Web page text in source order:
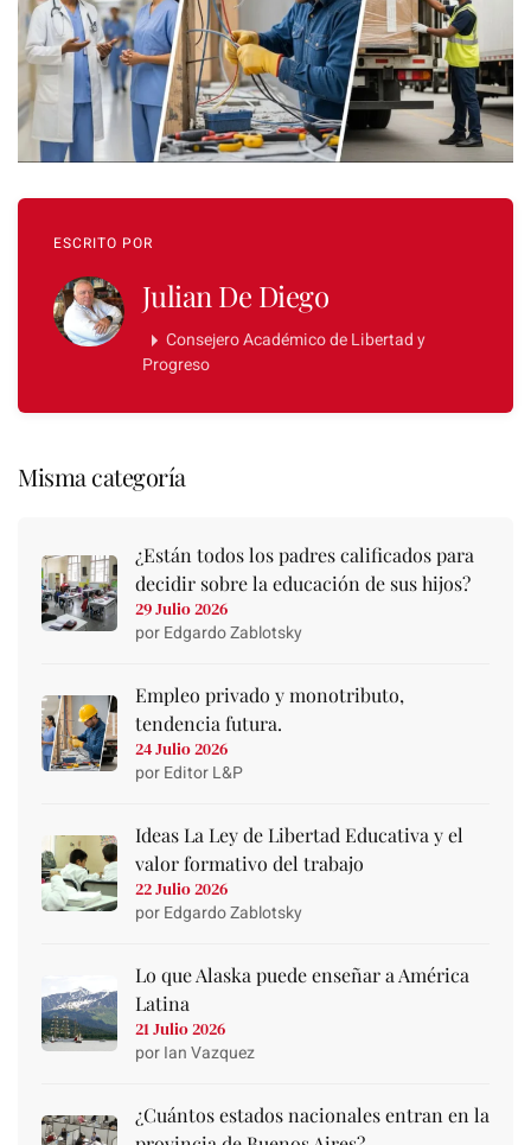
ESCRITO POR
Julian De Diego
Consejero Académico de Libertad y
Progreso
Misma categoría
¿Están todos los padres calificados para
decidir sobre la educación de sus hijos?
29 Julio 2026
por Edgardo Zablotsky
Empleo privado y monotributo,
tendencia futura.
24 Julio 2026
por Editor L&P
Ideas La Ley de Libertad Educativa y el
valor formativo del trabajo
22 Julio 2026
por Edgardo Zablotsky
Lo que Alaska puede enseñar a América
Latina
21 Julio 2026
por Ian Vazquez
¿Cuántos estados nacionales entran en la